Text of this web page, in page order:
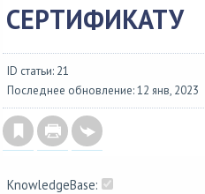
СЕРТИФИКАТУ
ID статьи: 21
Последнее обновление: 12 янв, 2023
KnowledgeBase: